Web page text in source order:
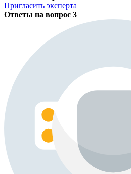
Пригласить эксперта
Ответы на вопрос 3